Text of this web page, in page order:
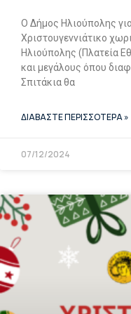
Ο Δήμος Ηλιούπολης
Χριστουγεννιάτικο
Ηλιούπολης (Πλατεία
και μεγάλους όπου
Σπιτάκια θα
ΔΙΑΒΑΣΤΕ ΠΕΡΙΣΣΟΤΕΡΑ »
07/12/2024